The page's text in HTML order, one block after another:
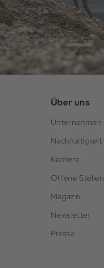
Über uns
Unternehmen
Nachhaltigkeit
Karriere
Offene Stellen
Magazin
Newsletter
Presse